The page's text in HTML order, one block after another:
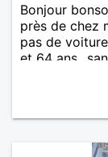
Bonjour
près de chez
pas de
et 64
adultes et
une où
recherche